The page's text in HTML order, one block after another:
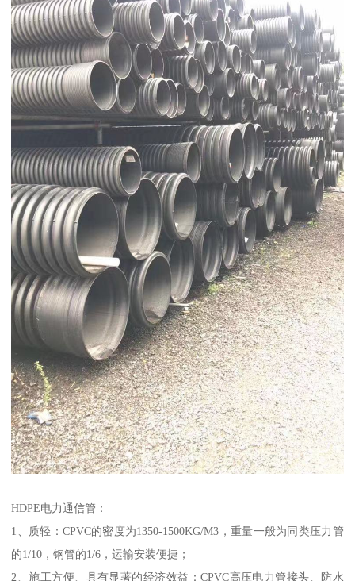
HDPE电力通信管：
1、质轻：CPVC的密度为1350-1500KG/M3，重量一般为同类压力管
的1/10，钢管的1/6，运输安装便捷；
2、施工方便、具有显著的经济效益：CPVC高压电力管接头、防水